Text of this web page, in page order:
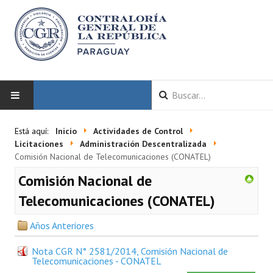
LA CGR
Autoridades
Misión y Visión
Marco Normativo
Organigrama
Está aquí: Inicio
Actividades de Control
Licitaciones
Administración Descentralizada
Comisión Nacional de Telecomunicaciones (CONATEL)
Comisión Nacional de
Telecomunicaciones (CONATEL)
Años Anteriores
Nota CGR N° 2581/2014, Comisión Nacional de
Telecomunicaciones - CONATEL